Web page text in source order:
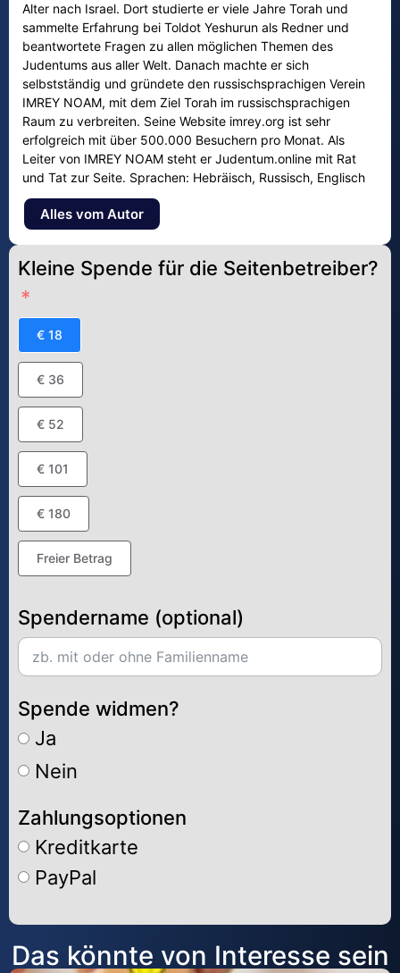
Alter nach Israel. Dort studierte er viele Jahre Torah und
sammelte Erfahrung bei Toldot Yeshurun als Redner und
beantwortete Fragen zu allen möglichen Themen des
Judentums aus aller Welt. Danach machte er sich
selbstständig und gründete den russischsprachigen Verein
IMREY NOAM, mit dem Ziel Torah im russischsprachigen
Raum zu verbreiten. Seine Website imrey.org ist sehr
erfolgreich mit über 500.000 Besuchern pro Monat. Als
Leiter von IMREY NOAM steht er Judentum.online mit Rat
und Tat zur Seite. Sprachen: Hebräisch, Russisch, Englisch
Alles vom Autor
Kleine Spende für die Seitenbetreiber?
€ 18
€ 36
€ 52
€ 101
€ 180
Freier Betrag
Spendername (optional)
Spende widmen?
Ja
Nein
Zahlungsoptionen
Kreditkarte
PayPal
Alternative:
Das könnte von Interesse sein